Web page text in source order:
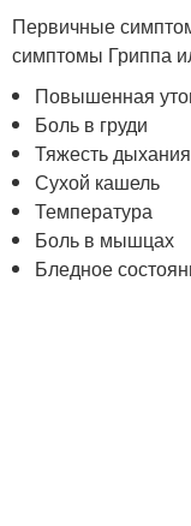
Первичные
симптомы Гриппа
Повышенная
Боль в груди
Тяжесть дыхания
Сухой кашель
Температура
Боль в мышцах
Бледное